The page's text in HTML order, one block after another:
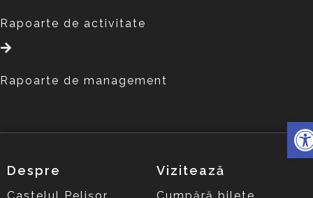
Rapoarte de activitate
Rapoarte de management
Despre Vizitează